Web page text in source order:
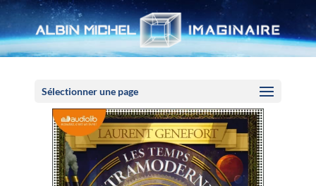
Sélectionner une page
Panneau de gestion des cookies